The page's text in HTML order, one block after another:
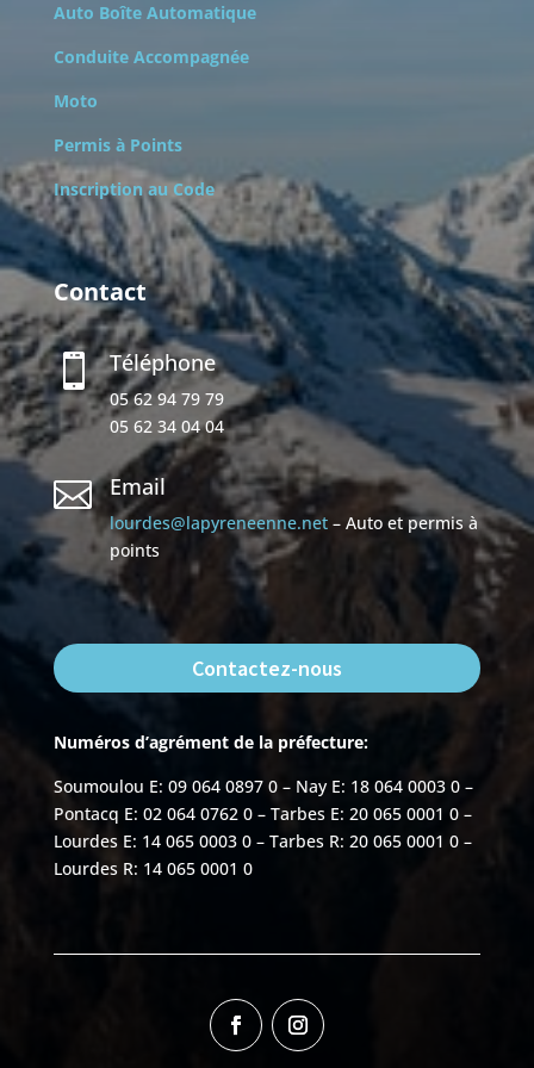
Auto Boîte Automatique
Conduite Accompagnée
Moto
Permis à Points
Inscription au Code
Contact
 Téléphone
05 62 94 79 79
05 62 34 04 04
 Email
lourdes@lapyreneenne.net– Auto et permis à
points
Contactez-nous
Numéros d’agrément de la préfecture:
Soumoulou E: 09 064 0897 0 – Nay E: 18 064 0003 0 –
Pontacq E: 02 064 0762 0 – Tarbes E: 20 065 0001 0 –
Lourdes E: 14 065 0003 0 – Tarbes R: 20 065 0001 0 –
Lourdes R: 14 065 0001 0